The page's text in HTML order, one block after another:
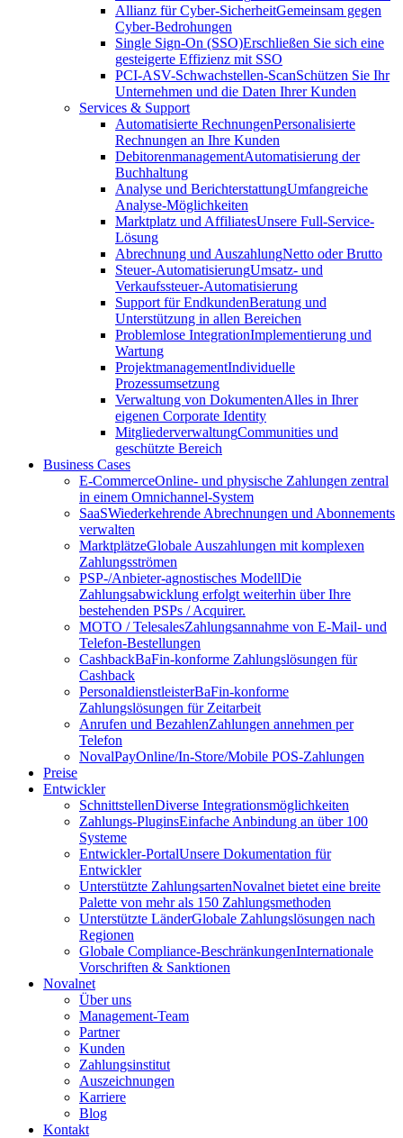
Allianz für Cyber-SicherheitGemeinsam gegen
Cyber-Bedrohungen
Single Sign-On (SSO)Erschließen Sie sich eine
gesteigerte Effizienz mit SSO
PCI-ASV-Schwachstellen-ScanSchützen Sie Ihr
Unternehmen und die Daten Ihrer Kunden
Services & Support
Automatisierte RechnungenPersonalisierte
Rechnungen an Ihre Kunden
DebitorenmanagementAutomatisierung der
Buchhaltung
Analyse und BerichterstattungUmfangreiche
Analyse-Möglichkeiten
Marktplatz und AffiliatesUnsere Full-Service-
Lösung
Abrechnung und AuszahlungNetto oder Brutto
Steuer-AutomatisierungUmsatz- und
Verkaufssteuer-Automatisierung
Support für EndkundenBeratung und
Unterstützung in allen Bereichen
Problemlose IntegrationImplementierung und
Wartung
ProjektmanagementIndividuelle
Prozessumsetzung
Verwaltung von DokumentenAlles in Ihrer
eigenen Corporate Identity
MitgliederverwaltungCommunities und
geschützte Bereich
Business Cases
E-CommerceOnline- und physische Zahlungen zentral
in einem Omnichannel-System
SaaSWiederkehrende Abrechnungen und Abonnements
verwalten
MarktplätzeGlobale Auszahlungen mit komplexen
Zahlungsströmen
PSP-/Anbieter‑agnostisches ModellDie
Zahlungsabwicklung erfolgt weiterhin über Ihre
bestehenden PSPs / Acquirer.
MOTO / TelesalesZahlungsannahme von E-Mail- und
Telefon-Bestellungen
CashbackBaFin-konforme Zahlungslösungen für
Cashback
PersonaldienstleisterBaFin-konforme
Zahlungslösungen für Zeitarbeit
Anrufen und BezahlenZahlungen annehmen per
Telefon
NovalPayOnline/In-Store/Mobile POS-Zahlungen
Preise
Entwickler
SchnittstellenDiverse Integrationsmöglichkeiten
Zahlungs-PluginsEinfache Anbindung an über 100
Systeme
Entwickler-PortalUnsere Dokumentation für
Entwickler
Unterstützte ZahlungsartenNovalnet bietet eine breite
Palette von mehr als 150 Zahlungsmethoden
Unterstützte LänderGlobale Zahlungslösungen nach
Regionen
Globale Compliance-BeschränkungenInternationale
Vorschriften & Sanktionen
Novalnet
Über uns
Management-Team
Partner
Kunden
Zahlungsinstitut
Auszeichnungen
Karriere
Blog
Kontakt